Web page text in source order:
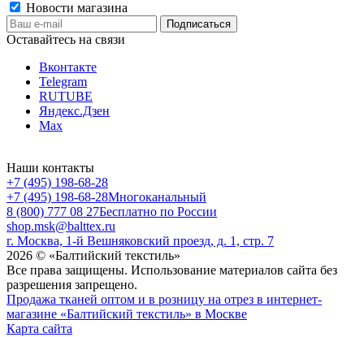
Новости магазина
Оставайтесь на связи
Вконтакте
Telegram
RUTUBE
Яндекс.Дзен
Max
Наши контакты
+7 (495) 198-68-28
+7 (495) 198-68-28Многоканальный
8 (800) 777 08 27Бесплатно по России
shop.msk@balttex.ru
г. Москва, 1-й Вешняковский проезд, д. 1, стр. 7
2026 © «Балтийский текстиль»
Все права защищены. Использование материалов сайта без
разрешения запрещено.
Продажа тканей оптом и в розницу на отрез в интернет-
магазине «Балтийский текстиль» в Москве
Карта сайта